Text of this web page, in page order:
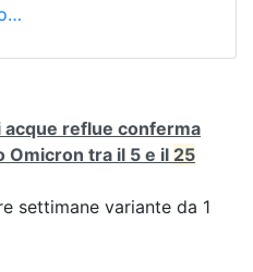
acque reflue conferma
tra il 5 e il 25
settimane variante da 1